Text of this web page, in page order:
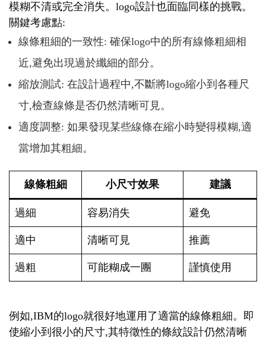
模糊不清或完全消失。logo設計也面臨同樣的挑戰。
關鍵考慮點:
線條粗細的一致性: 確保logo中的所有線條粗細相
近,避免出現過於纖細的部分。
縮放測試: 在設計過程中,不斷將logo縮小到各種尺
寸,檢查線條是否仍然清晰可見。
適度調整: 如果發現某些線條在縮小時變得模糊,適
當增加其粗細。
線條粗細 小尺寸效果 建議
過細 容易消失 避免
適中 清晰可見 推薦
過粗 可能糊成一團 謹慎使用
例如,IBM的logo就很好地運用了適當的線條粗細。即
使縮小到很小的尺寸,其特徵性的條紋設計仍然清晰